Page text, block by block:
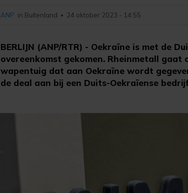
BERLIJN (ANP/RTR) - Oekraïne is met de
overeenkomst gekomen. Rheinmetall
wapentuig dat aan Oekraïne wordt
de deal aan bij een Duits-Oekraïense
ANP in Buitenland • 24 oktober 2023 - 14:55